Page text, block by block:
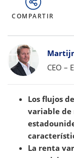
COMPARTIR
Bylines
CEO –
Los flujos
variable de
La renta